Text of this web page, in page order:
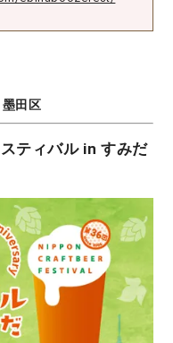
田区
ティバル in すみだ